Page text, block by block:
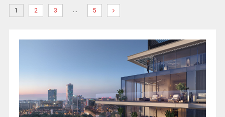
1 2 3 … 5